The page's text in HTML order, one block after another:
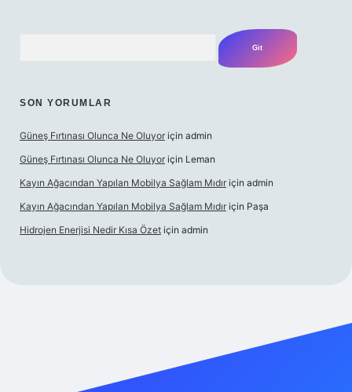
SON YORUMLAR
Güneş Fırtınası Olunca Ne Oluyor için admin
Güneş Fırtınası Olunca Ne Oluyor için Leman
Kayın Ağacından Yapılan Mobilya Sağlam Mıdır için admin
Kayın Ağacından Yapılan Mobilya Sağlam Mıdır için Paşa
Hidrojen Enerjisi Nedir Kısa Özet için admin
https://www.betexper.xyz/